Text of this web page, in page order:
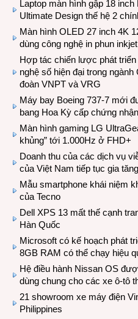
Laptop màn hình gập 18
Ultimate Design thế hệ 2
Màn hình OLED 27 inch 4K
dùng công nghệ in phun
Hợp tác chiến lược phát
nghệ số hiện đại trong
đoàn VNPT và VRG
Máy bay Boeing 737-7 mới
bang Hoa Kỳ cấp chứng
Màn hình gaming LG
khủng” tới 1.000Hz ở FHD+
Doanh thu của các dịch vụ
của Việt Nam tiếp tục gia tăng
Mẫu smartphone khái niệm
của Tecno
Dell XPS 13 mất thế cạnh
Hàn Quốc
Microsoft có kế hoạch phát
8GB RAM có thể chạy hiệu
Hệ điều hành Nissan OS
dùng chung cho các xe ô-tô
21 showroom xe máy điện
Philippines